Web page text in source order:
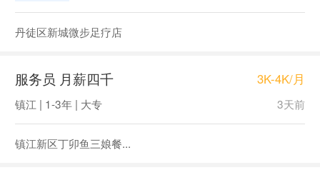
丹徒区新城微步足疗店
服务员 月薪四千 3K-4K/月
镇江 | 1-3年 | 大专 3天前
镇江新区丁卯鱼三娘餐...